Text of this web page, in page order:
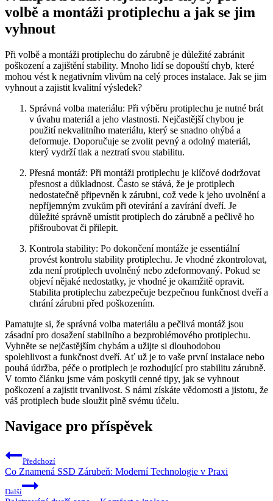
volbě a montáži protiplechu a jak se jim
vyhnout
Při volbě a montáži protiplechu do zárubně je důležité zabránit
poškození a zajištění stability. Mnoho lidí se dopouští chyb, které
mohou vést k negativním vlivům na celý proces instalace. Jak se jim
vyhnout a zajistit kvalitní výsledek?
Správná volba materiálu: Při výběru protiplechu je nutné brát
v úvahu materiál a jeho vlastnosti. Nejčastější chybou je
použití nekvalitního materiálu, který se snadno ohýbá a
deformuje. Doporučuje se zvolit pevný a odolný materiál,
který vydrží tlak a neztratí svou stabilitu.
Přesná montáž: Při montáži protiplechu je klíčové dodržovat
přesnost a důkladnost. Často se stává, že je protiplech
nedostatečně připevněn k zárubni, což vede k jeho uvolnění a
nepříjemným zvukům při otevírání a zavírání dveří. Je
důležité správně umístit protiplech do zárubně a pečlivě ho
přišroubovat či přilepit.
Kontrola stability: Po dokončení montáže je essentiální
provést kontrolu stability protiplechu. Je vhodné zkontrolovat,
zda není protiplech uvolněný nebo zdeformovaný. Pokud se
objeví nějaké nedostatky, je vhodné je okamžitě opravit.
Stabilita protiplechu zabezpečuje bezpečnou funkčnost dveří a
chrání zárubni před poškozením.
Pamatujte si, že správná volba materiálu a pečlivá montáž jsou
zásadní pro dosažení stabilního a bezproblémového protiplechu.
Vyhněte se nejčastějším chybám a užijte si dlouhodobou
spolehlivost a funkčnost dveří. Ať už je to vaše první instalace nebo
pouhá údržba, péče o protiplech je rozhodující pro stabilitu zárubně.
V tomto článku jsme vám poskytli cenné tipy, jak se vyhnout
poškození a zajistit trvanlivost. S námi získáte vědomosti a jistotu, že
váš protiplech bude sloužit plně svému účelu.
Navigace pro příspěvek
Předchozí
Co Znamená SSD Zárubeň: Moderní Technologie v Praxi
Další